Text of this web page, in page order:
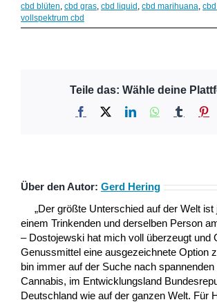
cbd blüten, cbd gras, cbd liquid, cbd marihuana,
vollspektrum cbd
Teile das: Wähle deine
Facebook LinkedInWhatsApp
Tumblr
Über den Autor: Gerd Hering
„Der größte Unterschied auf der Welt
einem Trinkenden und derselben Person
– Dostojewski hat mich voll überzeugt und
Genussmittel eine ausgezeichnete Option
bin immer auf der Suche nach
Cannabis, im Entwicklungsland
Deutschland wie auf der ganzen Welt. Für